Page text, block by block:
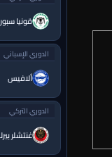
قونيا سبور
الدوري الإسباني
ألافيس
الدوري التركي